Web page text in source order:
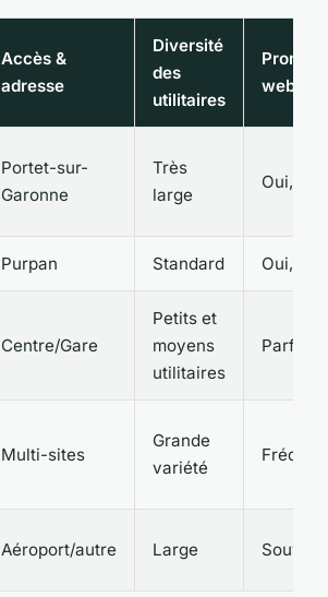
Accès &
adresse
Diversité
des
utilitaires
web
Portet-sur-
Garonne
Très
large
Oui,
Purpan Standard Oui,
Centre/Gare
Petits et
moyens
utilitaires
Parfois
Multi-sites
Grande
variété
Aéroport/autre Large Souvent